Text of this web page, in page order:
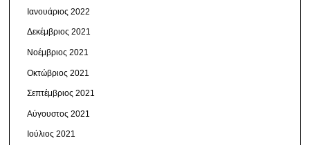
Ιανουάριος 2022
Δεκέμβριος 2021
Νοέμβριος 2021
Οκτώβριος 2021
Σεπτέμβριος 2021
Αύγουστος 2021
Ιούλιος 2021